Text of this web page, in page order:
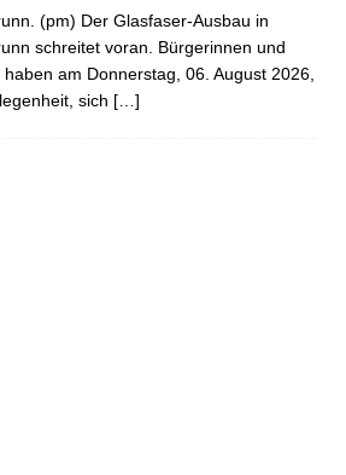
(pm) Der Glasfaser-Ausbau in
schreitet voran. Bürgerinnen und
haben am Donnerstag, 06. August 2026,
sich […]